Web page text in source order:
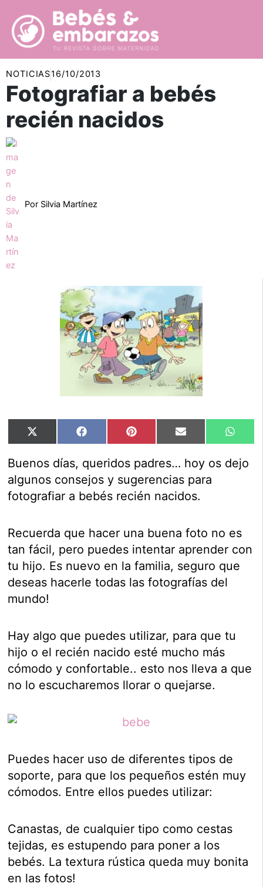
contenido
NOTICIAS16/10/2013
Fotografiar a bebés
recién nacidos
Por Silvia Martínez
Compartir
en
X
(Twitter)
Compartir
en
Facebook Compartir
en
Pinterest Compartir
en
Email
en
Buenos días, queridos padres… hoy os dejo
algunos consejos y sugerencias para
fotografiar a bebés recién nacidos.
Recuerda que hacer una buena foto no es
tan fácil, pero puedes intentar aprender con
tu hijo. Es nuevo en la familia, seguro que
deseas hacerle todas las fotografías del
mundo!
Hay algo que puedes utilizar, para que tu
hijo o el recién nacido esté mucho más
cómodo y confortable.. esto nos lleva a que
no lo escucharemos llorar o quejarse.
Puedes hacer uso de diferentes tipos de
soporte, para que los pequeños estén muy
cómodos. Entre ellos puedes utilizar:
Canastas, de cualquier tipo como cestas
tejidas, es estupendo para poner a los
bebés. La textura rústica queda muy bonita
en las fotos!